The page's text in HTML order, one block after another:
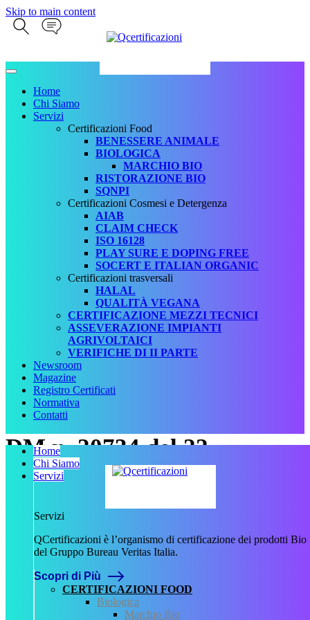
Skip to main content
Home
Chi Siamo
Servizi
Certificazioni Food
BENESSERE ANIMALE
BIOLOGICA
MARCHIO BIO
RISTORAZIONE BIO
SQNPI
Certificazioni Cosmesi e Detergenza
AIAB
CLAIM CHECK
ISO 16128
PLAY SURE E DOPING FREE
SOCERT E ITALIAN ORGANIC
Certificazioni trasversali
HALAL
QUALITÀ VEGANA
CERTIFICAZIONE MEZZI TECNICI
ASSEVERAZIONE IMPIANTI
AGRIVOLTAICI
VERIFICHE DI II PARTE
Newsroom
Magazine
Registro Certificati
Normativa
Contatti
Home
Chi Siamo
Servizi
Servizi
QCertificazioni è l’organismo di certificazione dei prodotti Bio
del Gruppo Bureau Veritas Italia.
Scopri di Più
CERTIFICAZIONI FOOD
Biologica
Marchio Bio
DM n. 20734 del 22
dicembre 2010
22 Dicembre 2010
20734
Tipologia:
Decreto
Tipo normativa:
Normativa Nazionale